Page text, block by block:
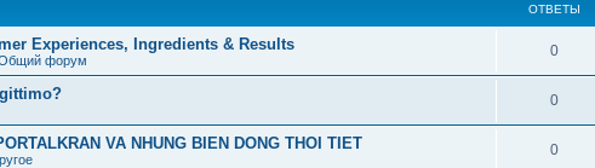
ОТВЕТЫ
Experiences, Ingredients & Results
форум
0
0
VA NHUNG BIEN DONG THOI TIET 0